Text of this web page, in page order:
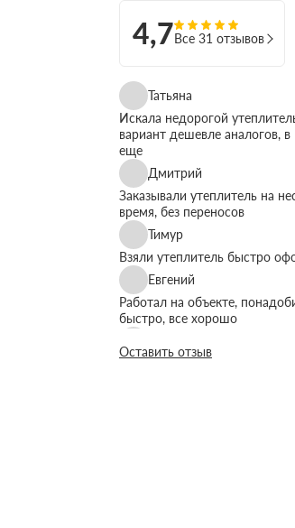
4,7Все 31 отзывов
Татьяна
Искала недорогой
вариант дешевле аналогов,
еще
Дмитрий
Заказывали утеплитель на
время, без переносов
Тимур
Взяли утеплитель быстро
Евгений
Работал на объекте,
быстро, все хорошо
Все по телефону объяснили
Помогли с расчетами, все
Оставить отзыв